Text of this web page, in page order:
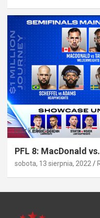
Bez kategorii
PFL 8: MacDonald
sobota, 13 sierpnia, 2022